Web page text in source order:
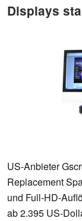
Displays
US-Anbieter
Replacement
und Full-HD-
ab 2.395 US-